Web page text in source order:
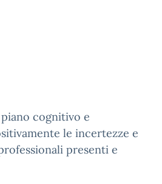
cognitivo e
le incertezze e
presenti e